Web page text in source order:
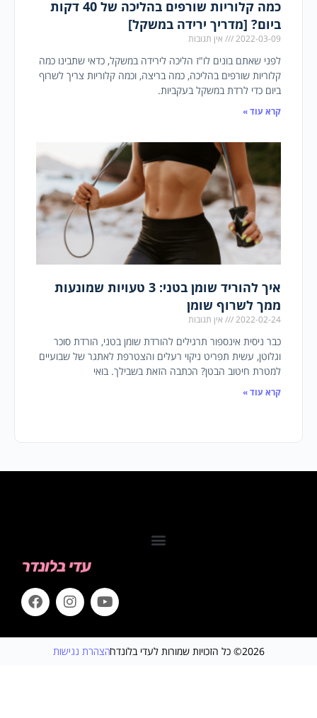
כמה קלוריות שורפים בהליכה של 40 דקות
ביום? [מדריך ירידה במשקל]
2022-03-09 אין תגובות
לפני שאתם בונים לו"ז הליכה לירידה במשקל, כדאי שתבינו כמה
קלוריות שורפים בהליכה, כמה בריצה, וכמה קלוריות צריך לשרוף
ביום כדי לרדת במשקל בעקביות.
קרא עוד »
איך להוריד שומן בטני: 3 טעויות שמונעות
ממך לשרוף שומן
2022-02-24 אין תגובות
כבר ניסית אינספור תרגילים להורדת שומן בטני, הורדת סוכר
וגלוטן, עשית תפריט ניקוי רעלים והצטרפת לאתגר של שבועיים
למטרת חיטוב הבטן? הכתבה הזאת בשבילך. בואי
קרא עוד »
2026© כל הזכויות שמורות לעדי בלונדר הצהרת נגישות